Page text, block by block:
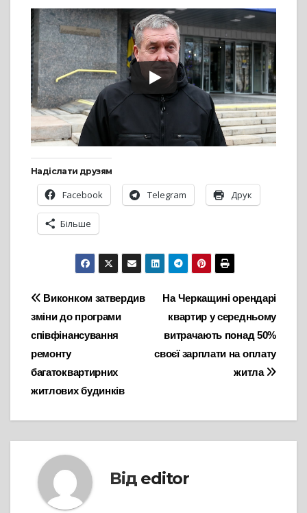
Надіслати друзям
Facebook Telegram Друк
Більше
Навігація
записів
На Черкащині орендарі
квартир у середньому
витрачають понад 50%
своєї зарплати на оплату
житла
Виконком затвердив
зміни до програми
співфінансування
ремонту
багатоквартирних
житлових будинків
Від editor